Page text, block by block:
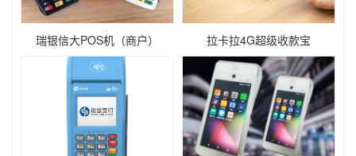
瑞银信大POS机（商户） 拉卡拉4G超级收款宝